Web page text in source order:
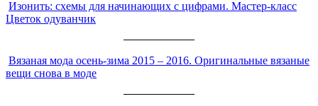
Изонить: схемы для начинающих с цифрами. Мастер-класс
Цветок одуванчик
Вязаная мода осень-зима 2015 – 2016. Оригинальные вязаные
вещи снова в моде